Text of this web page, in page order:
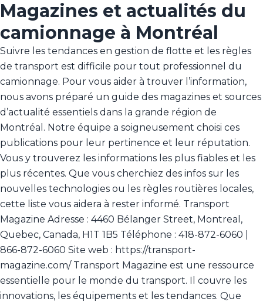
Magazines et actualités du
camionnage à Montréal
Suivre les tendances en gestion de flotte et les règles
de transport est difficile pour tout professionnel du
camionnage. Pour vous aider à trouver l’information,
nous avons préparé un guide des magazines et sources
d’actualité essentiels dans la grande région de
Montréal. Notre équipe a soigneusement choisi ces
publications pour leur pertinence et leur réputation.
Vous y trouverez les informations les plus fiables et les
plus récentes. Que vous cherchiez des infos sur les
nouvelles technologies ou les règles routières locales,
cette liste vous aidera à rester informé. Transport
Magazine Adresse : 4460 Bélanger Street, Montreal,
Quebec, Canada, H1T 1B5 Téléphone : 418-872-6060 |
866-872-6060 Site web : https://transport-
magazine.com/ Transport Magazine est une ressource
essentielle pour le monde du transport. Il couvre les
innovations, les équipements et les tendances. Que